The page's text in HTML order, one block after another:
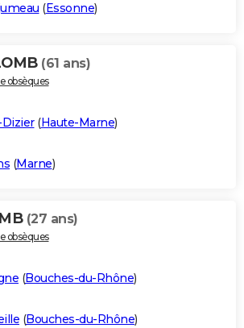
(Essonne)
(61 ans)
obsèques
(Haute-Marne)
(Marne)
(27 ans)
obsèques
(Bouches-du-Rhône)
(Bouches-du-Rhône)